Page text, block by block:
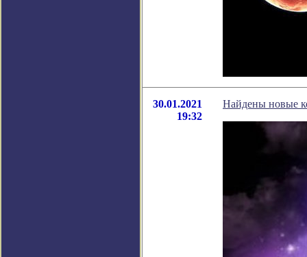
30.01.2021
19:32
Найдены новые